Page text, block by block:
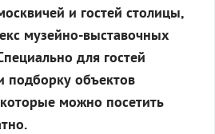
и гостей столицы,
музейно-выставочных
для гостей
подборку объектов
можно посетить